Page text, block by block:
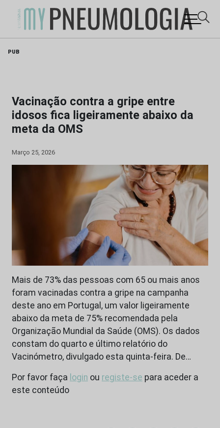
PUB
Vacinação contra a gripe entre
idosos fica ligeiramente abaixo da
meta da OMS
Março 25, 2026
Mais de 73% das pessoas com 65 ou mais anos
foram vacinadas contra a gripe na campanha
deste ano em Portugal, um valor ligeiramente
abaixo da meta de 75% recomendada pela
Organização Mundial da Saúde (OMS). Os dados
constam do quarto e último relatório do
Vacinómetro, divulgado esta quinta-feira. De…
Por favor faça login ou registe-se para aceder a
este conteúdo